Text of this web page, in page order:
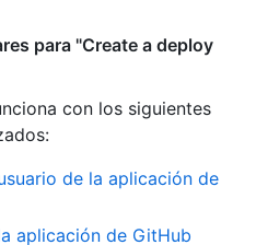
para "Create a deploy
con los siguientes
:
de la aplicación de
aplicación de GitHub